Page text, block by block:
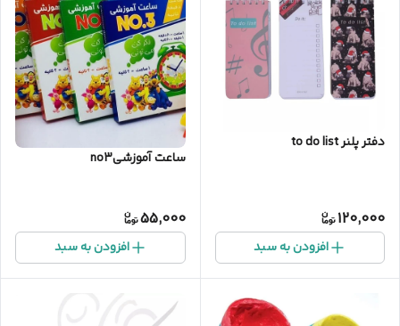
دفتر پلنر to do list
120,000
افزودن به سبد
ساعت آموزشیno3
55,000
افزودن به سبد